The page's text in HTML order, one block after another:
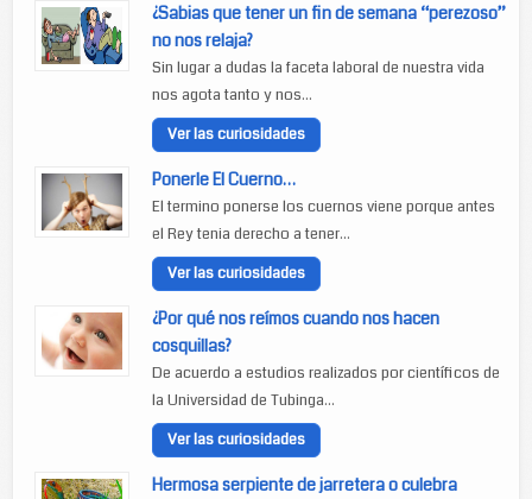
¿Sabias que tener un fin de semana “perezoso”
no nos relaja?
Sin lugar a dudas la faceta laboral de nuestra vida
nos agota tanto y nos...
Ver las curiosidades
Ponerle El Cuerno…
El termino ponerse los cuernos viene porque antes
el Rey tenia derecho a tener...
Ver las curiosidades
¿Por qué nos reímos cuando nos hacen
cosquillas?
De acuerdo a estudios realizados por científicos de
la Universidad de Tubinga...
Ver las curiosidades
Hermosa serpiente de jarretera o culebra